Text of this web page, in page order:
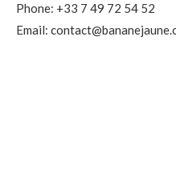
Phone: +33 7 49 72 54 52
Email: